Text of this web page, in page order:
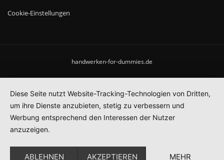
Cookie-Einstellungen
handwerken-for-dummies.de
Diese Seite nutzt Website-Tracking-Technologien von Dritten,
um ihre Dienste anzubieten, stetig zu verbessern und
Werbung entsprechend den Interessen der Nutzer
anzuzeigen.
ABLEHNEN AKZEPTIEREN MEHR